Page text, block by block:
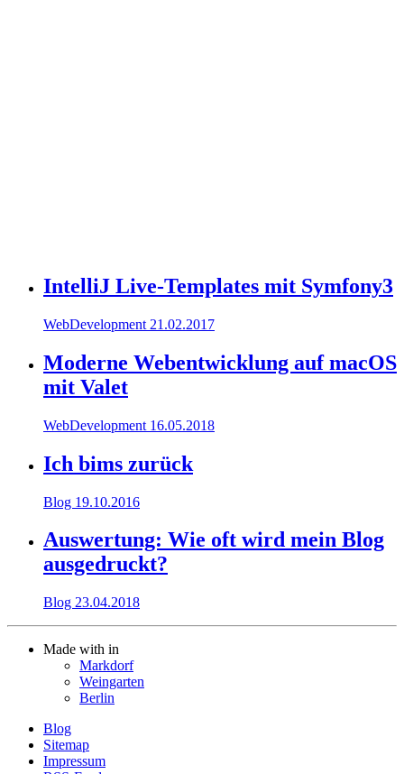
IntelliJ Live-Templates mit Symfony3
WebDevelopment 21.02.2017
Moderne Webentwicklung auf macOS
mit Valet
WebDevelopment 16.05.2018
Ich bims zurück
Blog 19.10.2016
Auswertung: Wie oft wird mein Blog
ausgedruckt?
Blog 23.04.2018
Made with in
Markdorf
Weingarten
Berlin
Blog
Sitemap
Impressum